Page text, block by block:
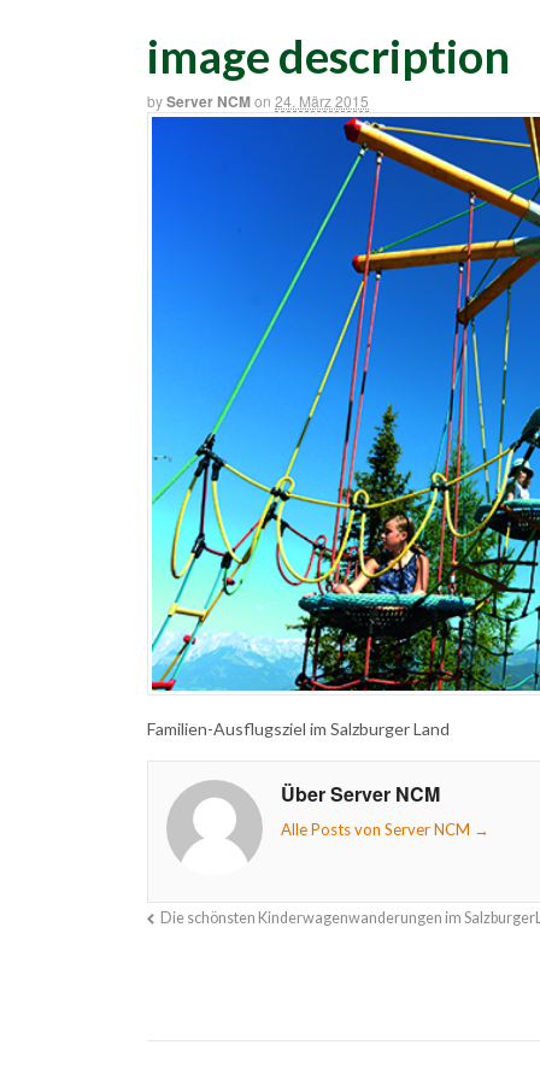
image description
byServer NCMon 24. März 2015
Familien-Ausflugsziel im Salzburger Land
Über Server NCM
Alle Posts von Server NCM →
Die schönsten Kinderwagenwanderungen im